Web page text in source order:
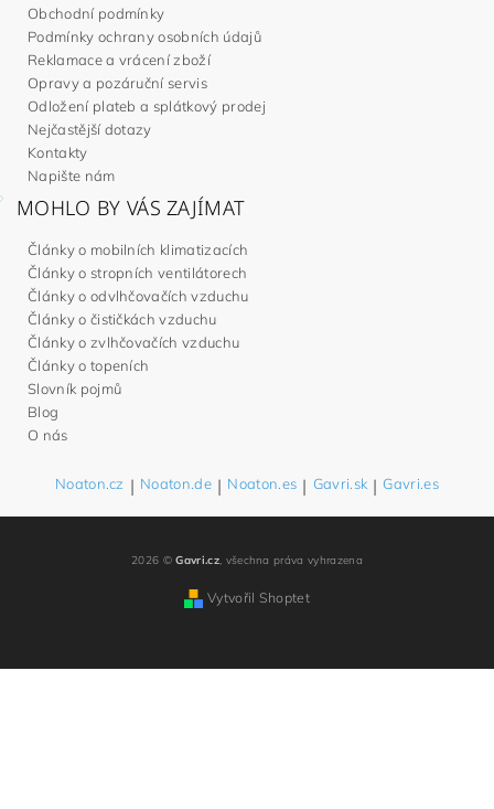
Obchodní podmínky
Podmínky ochrany osobních údajů
Reklamace a vrácení zboží
Opravy a pozáruční servis
Odložení plateb a splátkový prodej
Nejčastější dotazy
Kontakty
Napište nám
MOHLO BY VÁS ZAJÍMAT
Články o mobilních klimatizacích
Články o stropních ventilátorech
Články o odvlhčovačích vzduchu
Články o čističkách vzduchu
Články o zvlhčovačích vzduchu
Články o topeních
Slovník pojmů
Blog
O nás
Noaton.cz | Noaton.de | Noaton.es | Gavri.sk | Gavri.es
2026 ©Gavri.cz, všechna práva vyhrazena
Vytvořil Shoptet